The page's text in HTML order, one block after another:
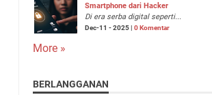
Smartphone dari Hacker
Di era serba digital seperti...
Dec-11 - 2025 | 0 Komentar
More »
BERLANGGANAN